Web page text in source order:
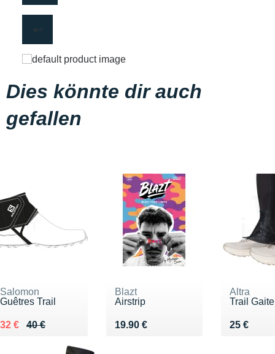
Dies könnte dir auch
gefallen
Salomon
Guêtres Trail
40 €
Au lieu de 40 €
32 €
Vendu 32 €
Blazt
Airstrip
19.90 €
Vendu 19.90 €
Altra
Trail
25 €
Vendu 25